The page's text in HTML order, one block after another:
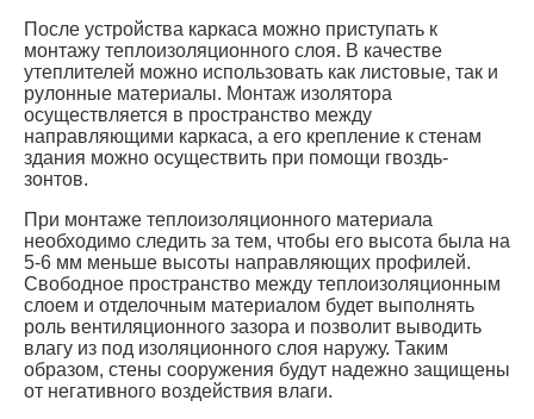
После устройства каркаса можно приступать к
монтажу теплоизоляционного слоя. В качестве
утеплителей можно использовать как листовые, так и
рулонные материалы. Монтаж изолятора
осуществляется в пространство между
направляющими каркаса, а его крепление к стенам
здания можно осуществить при помощи гвоздь-
зонтов.
При монтаже теплоизоляционного материала
необходимо следить за тем, чтобы его высота была на
5-6 мм меньше высоты направляющих профилей.
Свободное пространство между теплоизоляционным
слоем и отделочным материалом будет выполнять
роль вентиляционного зазора и позволит выводить
влагу из под изоляционного слоя наружу. Таким
образом, стены сооружения будут надежно защищены
от негативного воздействия влаги.